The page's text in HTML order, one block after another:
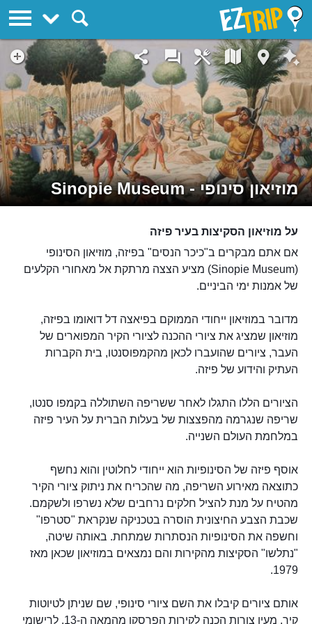
מוזיאון סינופי - Sinopie Museum
על מוזיאון הסקיצות בעיר פיזה
אם אתם מבקרים ב"כיכר הנסים" בפיזה, מוזיאון הסינופי
(Sinopie Museum) מציע הצצה מרתקת אל מאחורי הקלעים
של אמנות ימי הביניים.
מדובר במוזיאון ייחודי הממוקם בפיאצה דל דואומו בפיזה,
מוזיאון שמציג את ציורי ההכנה לציורי הקיר המפוארים של
העבר, ציורים שהועברו לכאן מהקמפוסנטו, בית הקברות
העתיק והידוע של פיזה.
הציורים הללו התגלו לאחר ששריפה השתוללה בקמפו סנטו,
שריפה שנגרמה מהפצצות של בעלות הברית על העיר פיזה
במלחמת העולם השנייה.
אוסף פיזה של הסינופיות הוא ייחודי לחלוטין והוא נחשף
כתוצאה מאירוע השריפה, מה שהכריח את ניתוק ציורי הקיר
מהטיח על מנת להציל חלקים נרחבים שלא נשרפו ולשקמם.
שכבת הצבע החיצונית הוסרה בטכניקה שנקראת "סטרפו"
וחשפה את הסינופיות הנסתרות שמתחת. באותה שיטה,
"נתלשו" הסקיצות מהקירות והם נמצאים במוזיאון שכאן מאז
1979.
אותם ציורים קיבלו את השם ציורי סינופי, שם שניתן לטיוטות
קיר, מעין צורות הכנה לקירות הפרסקו מהמאה ה-13, לרישומי
EZTrip